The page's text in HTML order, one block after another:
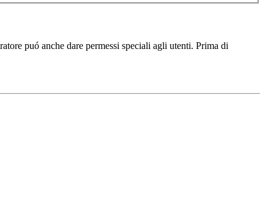
puó anche dare permessi speciali agli utenti. Prima di